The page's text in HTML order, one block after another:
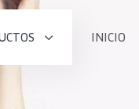
INICIO